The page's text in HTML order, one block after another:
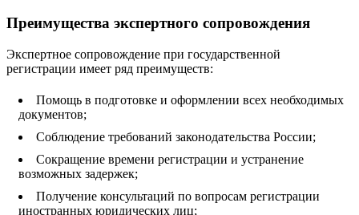
Преимущества экспертного сопровождения
Экспертное сопровождение при государственной
регистрации имеет ряд преимуществ:
Помощь в подготовке и оформлении всех необходимых
документов;
Соблюдение требований законодательства России;
Сокращение времени регистрации и устранение
возможных задержек;
Получение консультаций по вопросам регистрации
иностранных юридических лиц;